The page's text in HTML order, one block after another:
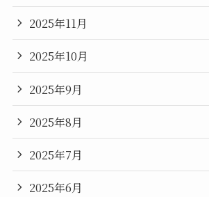
2025年11月
2025年10月
2025年9月
2025年8月
2025年7月
2025年6月